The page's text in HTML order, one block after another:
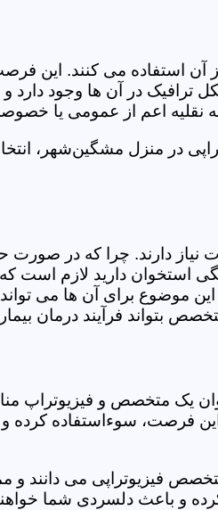
از آن استفاده می کنند. این
در آن ها وجود دارد و
نقلیه اعم از عمومی یا
در منزل مشگین‌شهر،
نیاز دارند. چرا که در
دارید لازم است که
موضوع برای آن ها می تواند
بتواند فرآیند درمان
یک متخصص و فیزیوتراپ
فرصت، سوءاستفاده کرده و
فیزیوتراپی می دانند و
و باعث دلسردی شما